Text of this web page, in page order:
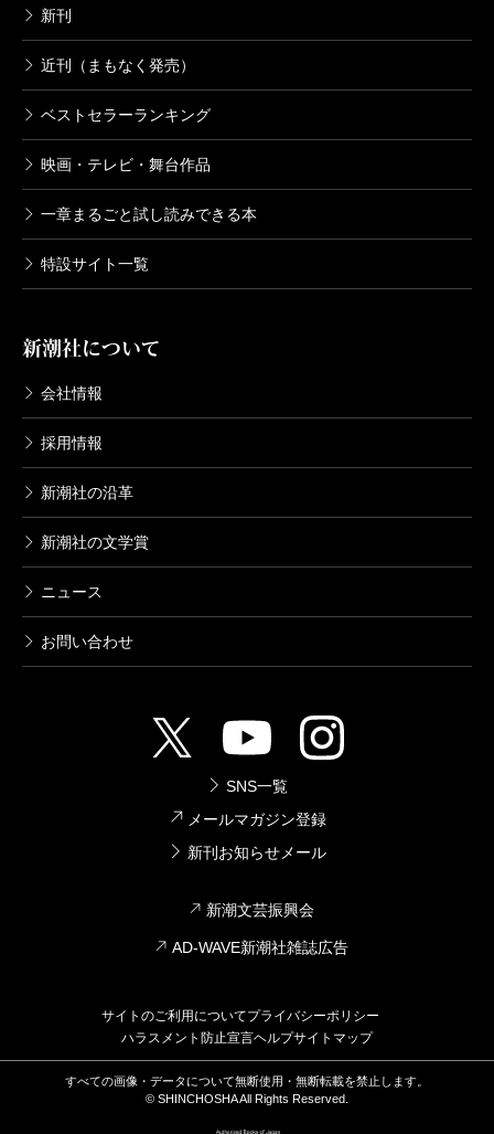
新刊
近刊（まもなく発売）
ベストセラーランキング
映画・テレビ・舞台作品
一章まるごと試し読みできる本
特設サイト一覧
新潮社について
会社情報
採用情報
新潮社の沿革
新潮社の文学賞
ニュース
お問い合わせ
SNS一覧
メールマガジン登録
新刊お知らせメール
新潮文芸振興会
AD-WAVE新潮社雑誌広告
サイトのご利用についてプライバシーポリシー
ハラスメント防止宣言ヘルプサイトマップ
すべての画像・データについて無断使用・無断転載を禁止します。
© SHINCHOSHA All Rights Reserved.